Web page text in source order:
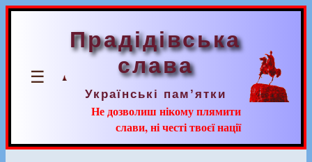
☰
Прадідівська
слава
Українські пам’ятки
Не дозволиш нікому плямити
слави, ні честі твоєї нації